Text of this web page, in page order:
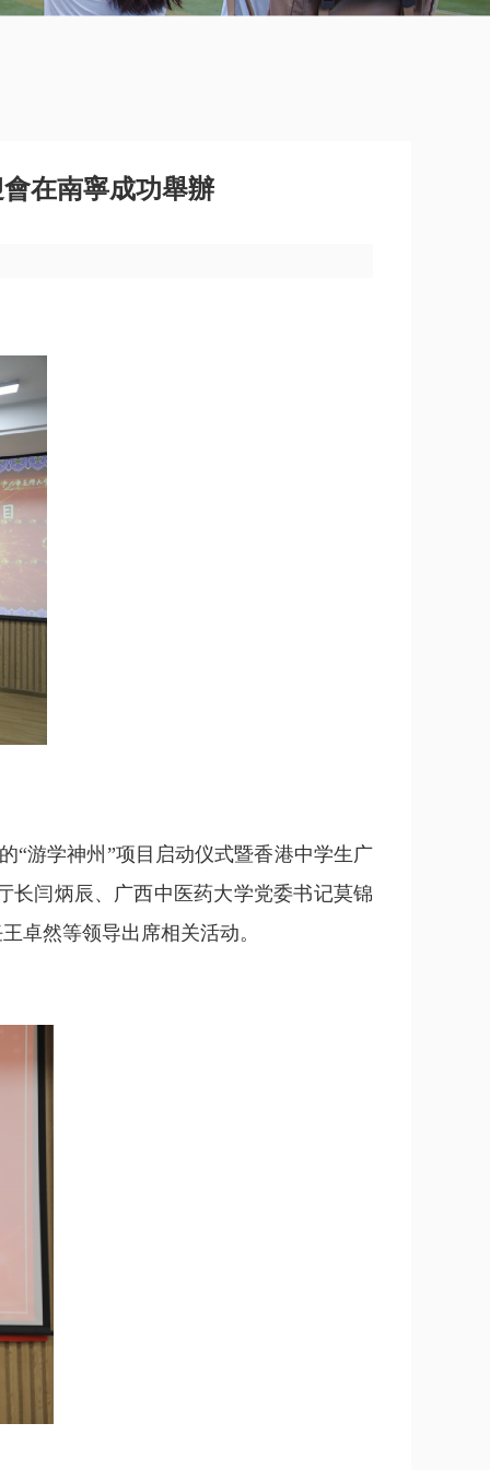
在南寧成功舉辦
游学神州”项目启动仪式暨香港中学生广
长闫炳辰、广西中医药大学党委书记莫锦
卓然等领导出席相关活动。